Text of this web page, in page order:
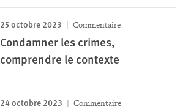
25 octobre 2023 Commentaire
Condamner les crimes,
comprendre le contexte
24 octobre 2023 Commentaire